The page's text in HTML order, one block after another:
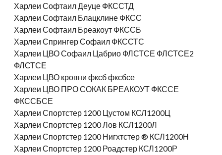
Харлеи Софтаил Деуце ФКССТД
Харлеи Софтаил Блацклине ФКСС
Харлеи Софтаил Бреакоут ФКССБ
Харлеи Спрингер Софаил ФКССТС
Харлеи ЦВО Софаил Цабрио ФЛСТСЕ ФЛСТСЕ2
ФЛСТСЕ
Харлеи ЦВО кровни фксб фксбсе
Харлеи ЦВО ПРО СОКАК БРЕАКОУТ ФКССЕ
ФКССБСЕ
Харлеи Спортстер 1200 Цустом КСЛ1200Ц
Харлеи Спортстер 1200 Лов КСЛ1200Л
Харлеи Спортстер 1200 Нигхтстер ® КСЛ1200Н
Харлеи Спортстер 1200 Роадстер КСЛ1200Р